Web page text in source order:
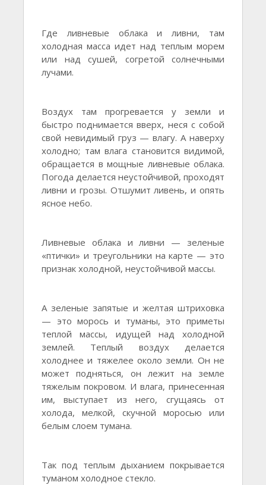
Где ливневые облака и ливни, там
холодная масса идет над теплым морем
или над сушей, согретой солнечными
лучами.
Воздух там прогревается у земли и
быстро поднимается вверх, неся с собой
свой невидимый груз — влагу. А наверху
холодно; там влага становится видимой,
обращается в мощные ливневые облака.
Погода делается неустойчивой, проходят
ливни и грозы. Отшумит ливень, и опять
ясное небо.
Ливневые облака и ливни — зеленые
«птички» и треугольники на карте — это
признак холодной, неустойчивой массы.
А зеленые запятые и желтая штриховка
— это морось и туманы, это приметы
теплой массы, идущей над холодной
землей. Теплый воздух делается
холоднее и тяжелее около земли. Он не
может подняться, он лежит на земле
тяжелым покровом. И влага, принесенная
им, выступает из него, сгущаясь от
холода, мелкой, скучной моросью или
белым слоем тумана.
Так под теплым дыханием покрывается
туманом холодное стекло.